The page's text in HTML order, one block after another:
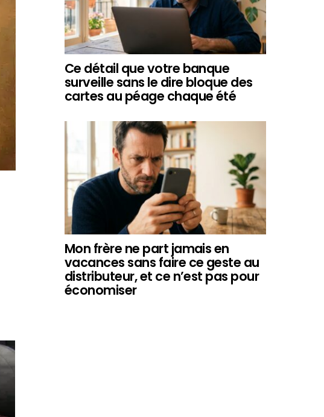
Ce détail que votre banque
surveille sans le dire bloque des
cartes au péage chaque été
Mon frère ne part jamais en
vacances sans faire ce geste au
distributeur, et ce n’est pas pour
économiser